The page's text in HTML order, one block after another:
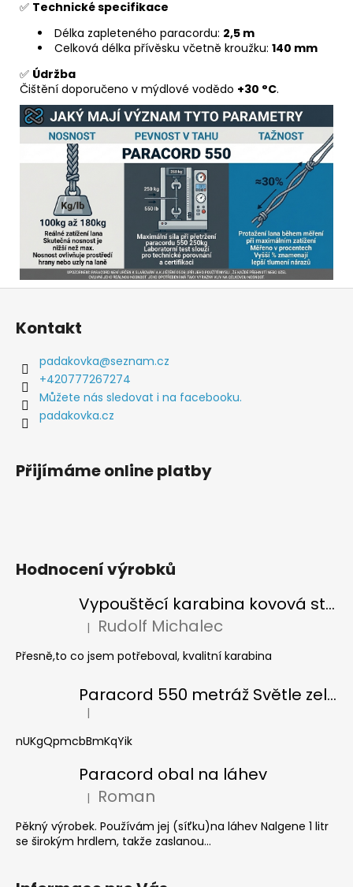
✅ Technické specifikace
Délka zapleteného paracordu: 2,5 m
Celková délka přívěsku včetně kroužku: 140 mm
✅ Údržba
Čištění doporučeno v mýdlové vodědo +30 °C.
Z
Kontakt
padakovka@seznam.cz
+420777267274
Můžete nás sledovat i na facebooku.
padakovka.cz
Přijímáme online platby
Hodnocení výrobků
Vypouštěcí karabina kovová stříbrná
Hodnocení produktu je 5 z 5 hvězdiček.
| Rudolf Michalec
Přesně,to co jsem potřeboval, kvalitní karabina
Paracord 550 metráž Světle zelená
Hodnocení produktu je 5 z 5 hvězdiček.
|
nUKgQpmcbBmKqYik
Paracord obal na láhev
Hodnocení produktu je 5 z 5 hvězdiček.
| Roman
Pěkný výrobek. Používám jej (síťku)na láhev Nalgene 1 litr
se širokým hrdlem, takže zaslanou...